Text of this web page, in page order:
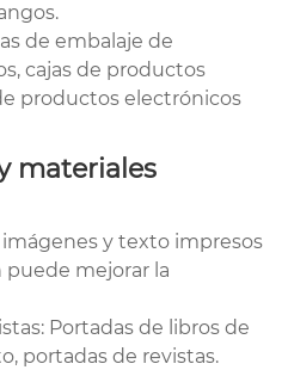
de embalaje de
cajas de productos
productos electrónicos
materiales
y texto impresos
mejorar la
Portadas de libros de
portadas de revistas.